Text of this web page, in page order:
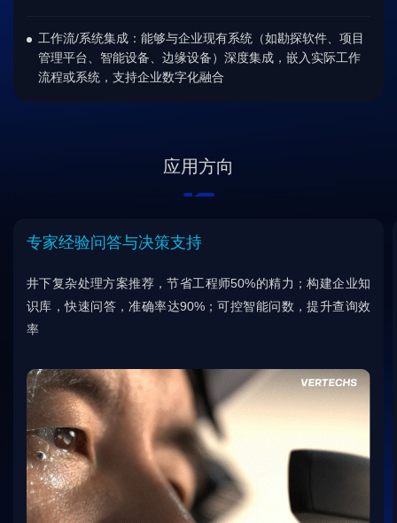
工作流/系统集成：能够与企业现有系统（如勘探软件、项目
管理平台、智能设备、边缘设备）深度集成，嵌入实际工作
流程或系统，支持企业数字化融合
应用方向
专家经验问答与决策支持
井下复杂处理方案推荐，节省工程师50%的精力；构建企业知
识库，快速问答，准确率达90%；可控智能问数，提升查询效
率